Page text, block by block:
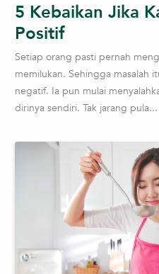
5 Kebaikan Jika
Positif
Setiap orang pasti pernah
memilukan. Sehingga masalah
negatif. Ia pun mulai
dirinya sendiri. Tak jarang pula...